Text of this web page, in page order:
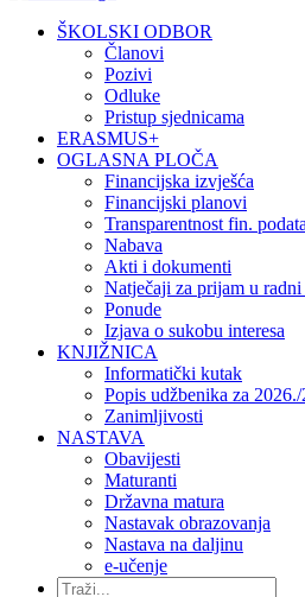
ŠKOLSKI ODBOR
Članovi
Pozivi
Odluke
Pristup sjednicama
ERASMUS+
OGLASNA PLOČA
Financijska izvješća
Financijski planovi
Transparentnost fin.
Nabava
Akti i dokumenti
Natječaji za prijam u radni
Ponude
Izjava o sukobu interesa
KNJIŽNICA
Informatički kutak
Popis udžbenika za 2026./
Zanimljivosti
NASTAVA
Obavijesti
Maturanti
Državna matura
Nastavak obrazovanja
Nastava na daljinu
e-učenje
Traži...